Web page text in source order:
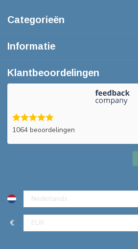
Categorieën
Informatie
Klantbeoordelingen
1064 beoordelingen
€